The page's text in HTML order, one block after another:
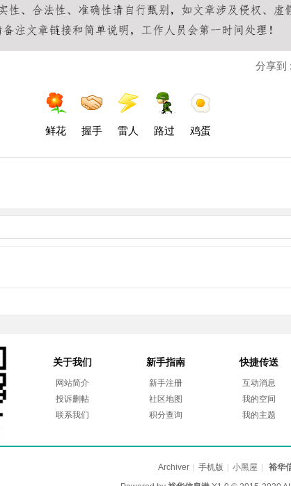
分享到 :
鲜花 握手 雷人 路过 鸡蛋
关于我们
网站简介
投诉删帖
联系我们
新手指南
新手注册
社区地图
积分查询
快捷传送
互动消息
我的空间
我的主题
Archiver 手机版 小黑屋
裕华